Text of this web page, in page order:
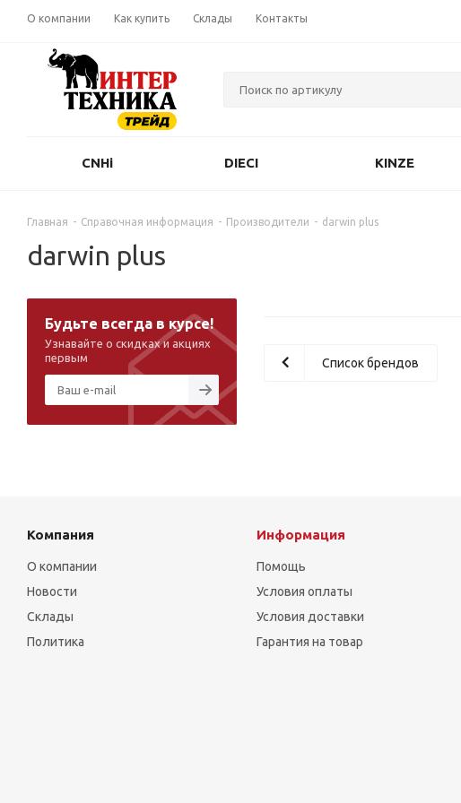
О компании Как купить Склады Контакты
CNHi DIECI KINZE
Главная - Справочная информация - Производители - darwin plus
darwin plus
Список брендов
Будьте всегда в курсе!
Узнавайте о скидках и акциях
первым
Компания
О компании
Новости
Склады
Политика
Информация
Помощь
Условия оплаты
Условия доставки
Гарантия на товар